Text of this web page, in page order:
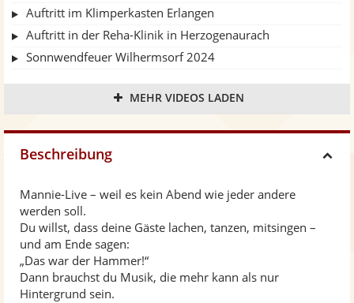
Auftritt im Klimperkasten Erlangen
Auftritt in der Reha-Klinik in Herzogenaurach
Sonnwendfeuer Wilhermsorf 2024
Kneipenfasching 2024
Wohnheimfest Studentenparty
"Dreams are Ten a Penny" auf dem Altstadtfest Herzogenaurach
"Fliegerlied" beim Campingplatz im Dschillie Island mit Gastsängerin "Sunny"
Hochzeitsparty: "Im Wagen vor mir" zusammen mit der Braut
MEHR VIDEOS LADEN
Beschreibung
Mannie-Live – weil es kein Abend wie jeder andere
werden soll.
Du willst, dass deine Gäste lachen, tanzen, mitsingen –
und am Ende sagen:
„Das war der Hammer!“
Dann brauchst du Musik, die mehr kann als nur
Hintergrund sein.